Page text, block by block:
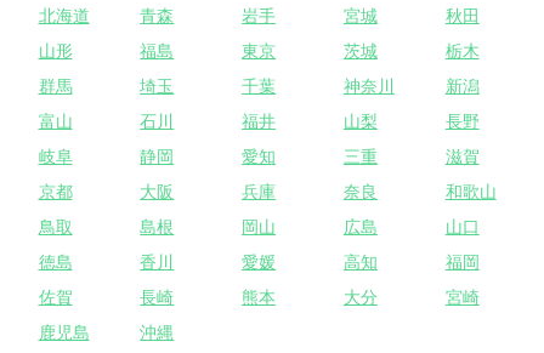
北海道 青森 岩手 宮城
秋田
山形
福島 東京 茨城
栃木
群馬
埼玉 千葉 神奈川
新潟
富山
石川 福井 山梨
長野
岐阜
静岡 愛知 三重
滋賀
京都
大阪 兵庫 奈良
和歌山
鳥取
島根 岡山 広島
山口
徳島
香川 愛媛 高知
福岡
佐賀
長崎 熊本 大分
宮崎
鹿児島
沖縄